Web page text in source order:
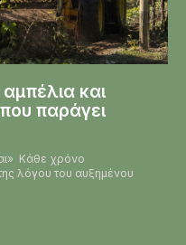
και
παράγει
λόγου του αυξημένου